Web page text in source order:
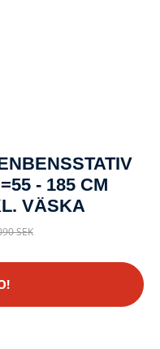
- 185 CM
VÄSKA
SEK